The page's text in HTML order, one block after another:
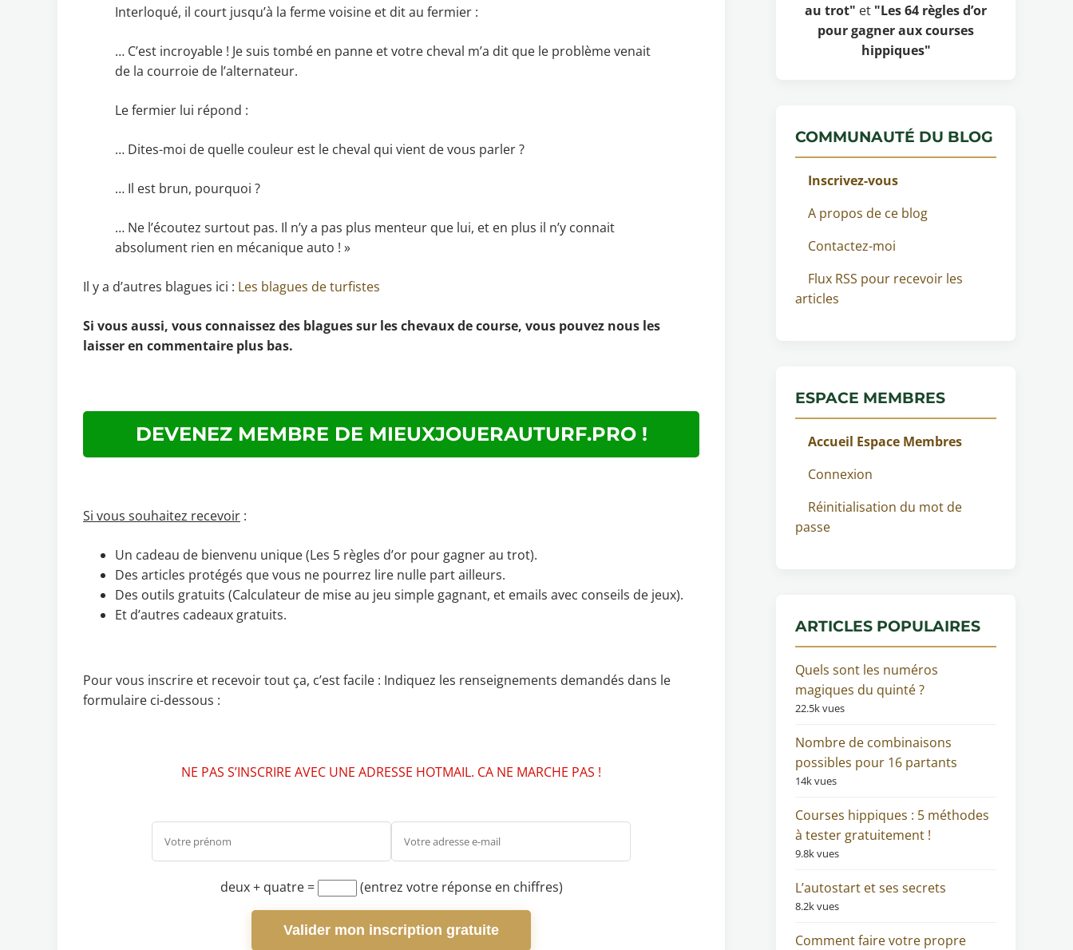
Interloqué, il court jusqu’à la ferme voisine et dit au fermier :
… C’est incroyable ! Je suis tombé en panne et votre cheval m’a dit que le problème venait
de la courroie de l’alternateur.
Le fermier lui répond :
… Dites-moi de quelle couleur est le cheval qui vient de vous parler ?
… Il est brun, pourquoi ?
… Ne l’écoutez surtout pas. Il n’y a pas plus menteur que lui, et en plus il n’y connait
absolument rien en mécanique auto ! »
Il y a d’autres blagues ici : Les blagues de turfistes
Si vous aussi, vous connaissez des blagues sur les chevaux de course, vous pouvez nous les
laisser en commentaire plus bas.
DEVENEZ MEMBRE DE MIEUXJOUERAUTURF.PRO !
Si vous souhaitez recevoir :
Un cadeau de bienvenu unique (Les 5 règles d’or pour gagner au trot).
Des articles protégés que vous ne pourrez lire nulle part ailleurs.
Des outils gratuits (Calculateur de mise au jeu simple gagnant, et emails avec conseils de jeux).
Et d’autres cadeaux gratuits.
Pour vous inscrire et recevoir tout ça, c’est facile : Indiquez les renseignements demandés dans le
formulaire ci-dessous :
NE PAS S’INSCRIRE AVEC UNE ADRESSE HOTMAIL. CA NE MARCHE PAS !
deux + quatre = (entrez votre réponse en chiffres)
Valider mon inscription gratuite
au trot" et "Les 64 règles d’or
pour gagner aux courses
hippiques"
COMMUNAUTÉ DU BLOG
Inscrivez-vous
A propos de ce blog
Contactez-moi
Flux RSS pour recevoir les
articles
ESPACE MEMBRES
Accueil Espace Membres
Connexion
Réinitialisation du mot de
passe
ARTICLES POPULAIRES
Quels sont les numéros
magiques du quinté ?
22.5k vues
Nombre de combinaisons
possibles pour 16 partants
14k vues
Courses hippiques : 5 méthodes
à tester gratuitement !
9.8k vues
L’autostart et ses secrets
8.2k vues
Comment faire votre propre